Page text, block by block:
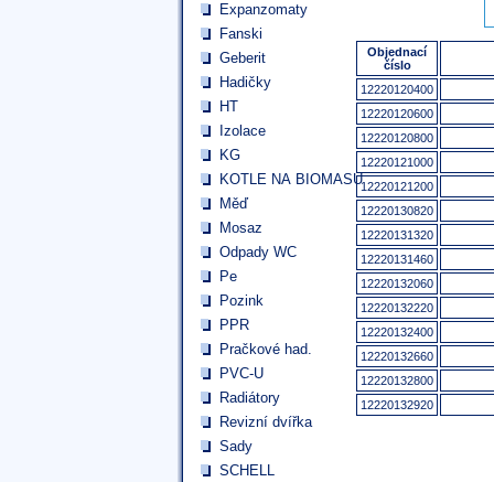
Expanzomaty
Fanski
Geberit
Hadičky
HT
Izolace
KG
KOTLE NA BIOMASU
Měď
Mosaz
Odpady WC
Pe
Pozink
PPR
Pračkové had.
PVC-U
Radiátory
Revizní dvířka
Sady
SCHELL
Objednací
číslo
12220120400
12220120600
12220120800
12220121000
12220121200
12220130820
12220131320
12220131460
12220132060
12220132220
12220132400
12220132660
12220132800
12220132920